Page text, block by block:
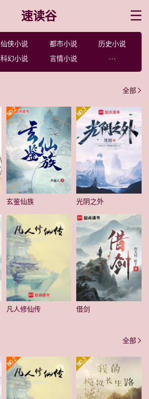
速读谷
仙侠小说 都市小说
历史小说
科幻小说 言情小说 ···
全部
玄鉴仙族 光阴之外
凡人修仙传 借剑
全部